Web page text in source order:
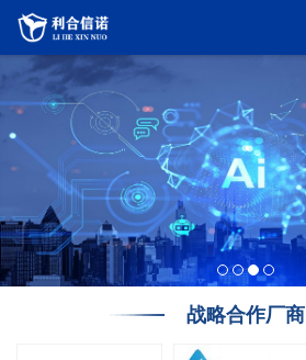
战略合作厂商